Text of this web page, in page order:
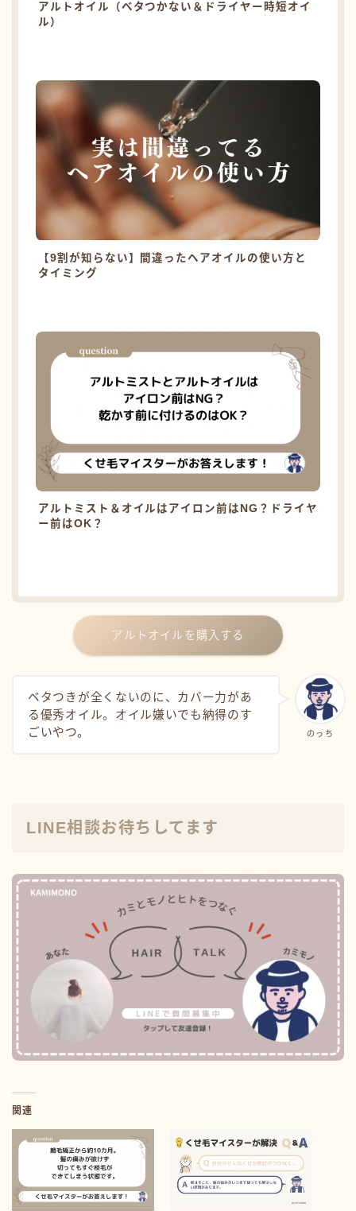
アルトオイル（ベタつかない＆ドライヤー時短オイ
ル）
【9割が知らない】間違ったヘアオイルの使い方と
タイミング
アルトミスト＆オイルはアイロン前はNG？ドライヤ
ー前はOK？
アルトオイルを購入する
のっち
ベタつきが全くないのに、カバー力があ
る優秀オイル。オイル嫌いでも納得のす
ごいやつ。
LINE相談お待ちしてます
関連